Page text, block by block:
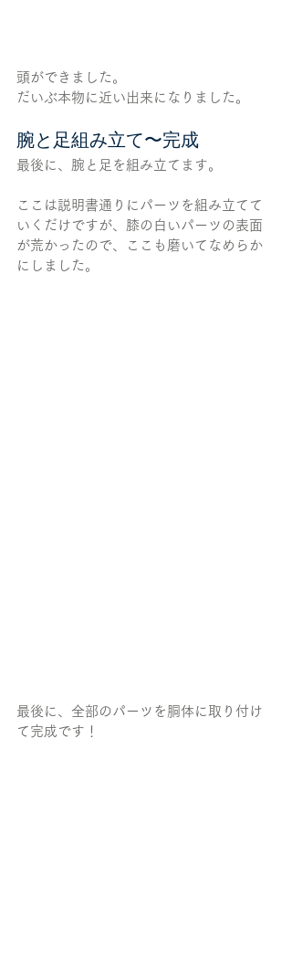
頭ができました。
だいぶ本物に近い出来になりました。
腕と足組み立て〜完成
最後に、腕と足を組み立てます。
ここは説明書通りにパーツを組み立てて
いくだけですが、膝の白いパーツの表面
が荒かったので、ここも磨いてなめらか
にしました。
最後に、全部のパーツを胴体に取り付け
て完成です！